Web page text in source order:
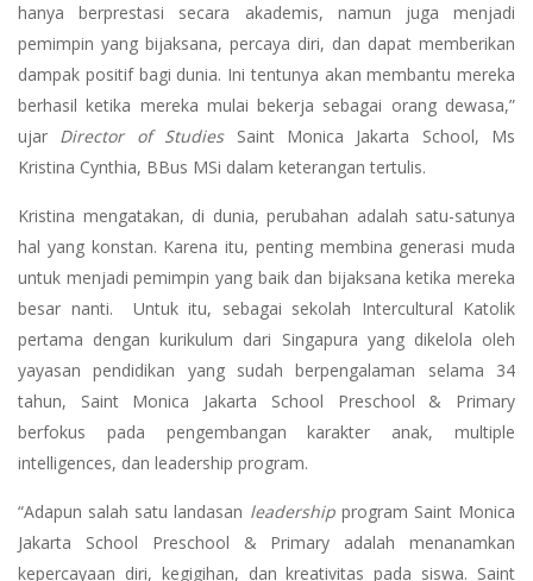
hanya berprestasi secara akademis, namun juga menjadi
pemimpin yang bijaksana, percaya diri, dan dapat memberikan
dampak positif bagi dunia. Ini tentunya akan membantu mereka
berhasil ketika mereka mulai bekerja sebagai orang dewasa,”
ujar Director of StudiesSaint Monica Jakarta School, Ms
Kristina Cynthia, BBus MSi dalam keterangan tertulis.
Kristina mengatakan, di dunia, perubahan adalah satu-satunya
hal yang konstan. Karena itu, penting membina generasi muda
untuk menjadi pemimpin yang baik dan bijaksana ketika mereka
besar nanti. Untuk itu, sebagai sekolah Intercultural Katolik
pertama dengan kurikulum dari Singapura yang dikelola oleh
yayasan pendidikan yang sudah berpengalaman selama 34
tahun, Saint Monica Jakarta School Preschool & Primary
berfokus pada pengembangan karakter anak, multiple
intelligences, dan leadership program.
“Adapun salah satu landasan leadershipprogram Saint Monica
Jakarta School Preschool & Primary adalah menanamkan
kepercayaan diri, kegigihan, dan kreativitas pada siswa. Saint